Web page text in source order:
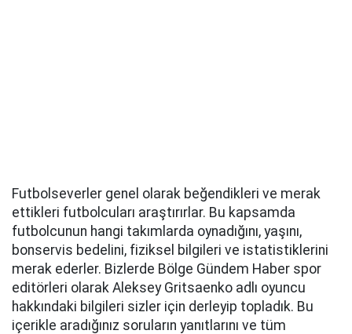
Futbolseverler genel olarak beğendikleri ve merak
ettikleri futbolcuları araştırırlar. Bu kapsamda
futbolcunun hangi takımlarda oynadığını, yaşını,
bonservis bedelini, fiziksel bilgileri ve istatistiklerini
merak ederler. Bizlerde Bölge Gündem Haber spor
editörleri olarak Aleksey Gritsaenko adlı oyuncu
hakkındaki bilgileri sizler için derleyip topladık. Bu
içerikle aradığınız soruların yanıtlarını ve tüm